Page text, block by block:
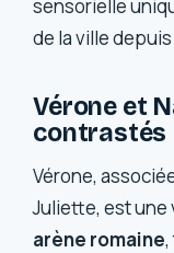
sensorielle
de la ville depuis
Vérone et
contrastés
Vérone,
Juliette, est une
arène romaine